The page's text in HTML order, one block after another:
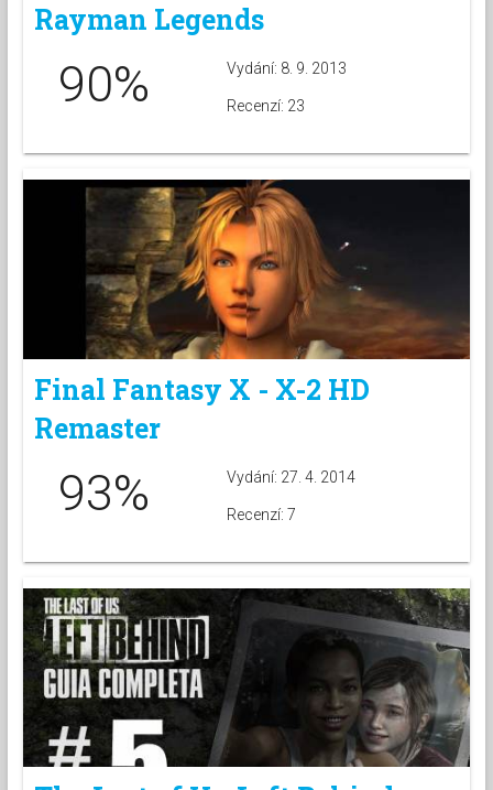
Rayman Legends
90% Vydání: 8. 9. 2013
Recenzí: 23
Final Fantasy X - X-2 HD
Remaster
93% Vydání: 27. 4. 2014
Recenzí: 7